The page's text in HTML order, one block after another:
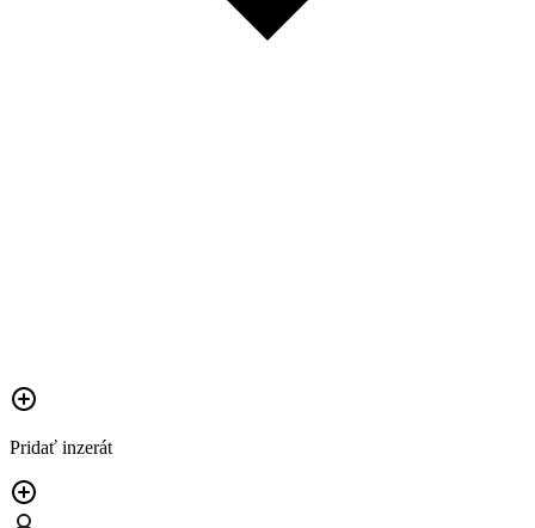
Pridať inzerát